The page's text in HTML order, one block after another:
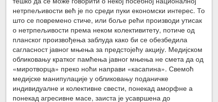
нетрпељивости већ је по среди пуки економски интерес. То
што се повремено стиче, или боље рећи производи утисак
о нетрпељивости према неком колективитету, потиче од
планског произвођења заблуда како би се обезбедила
сагласност јавног мњења за предстојећу акцију. Медијском
обликовању кратког памћења јавног мњења не смета да од
«миротворца» преко ноћи направи «касапина». Свемоћ
медијске манипулације у обликовању поданичке
индивидуалне и колективне свести, понекад аморфне а
понекад агресивне масе, заиста је усавршена до